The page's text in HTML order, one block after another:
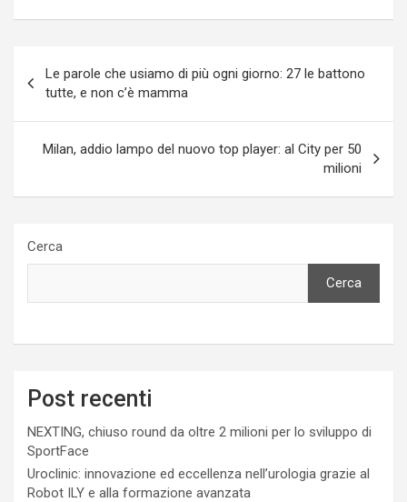
articoli
Le parole che usiamo di più ogni giorno: 27 le battono
tutte, e non c’è mamma
Milan, addio lampo del nuovo top player: al City per 50
milioni
Cerca
Cerca
Post recenti
NEXTING, chiuso round da oltre 2 milioni per lo sviluppo di
SportFace
Uroclinic: innovazione ed eccellenza nell’urologia grazie al
Robot ILY e alla formazione avanzata